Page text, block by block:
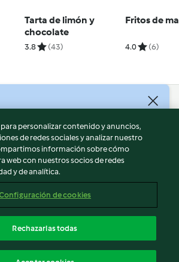
Tarta de limón y
chocolate
3.8 (43)
Fritos de
4.0 (6)
personalizar contenido y anuncios,
de redes sociales y analizar nuestro
información sobre cómo
web con nuestros socios de redes
y de analítica.
de cookies
Rechazarlas todas